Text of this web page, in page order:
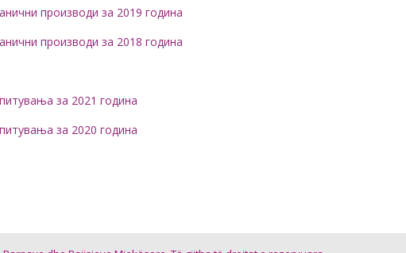
производи за 2019 година
производи за 2018 година
за 2021 година
за 2020 година